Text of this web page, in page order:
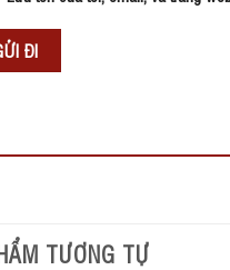
TƯƠNG TỰ